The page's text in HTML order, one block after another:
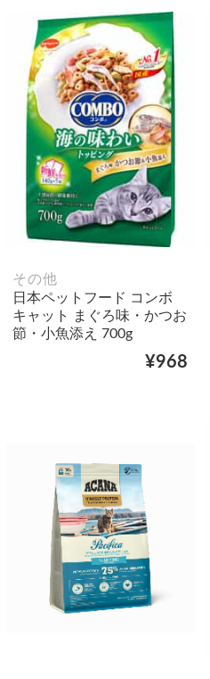
その他
日本ペットフード コンボ
キャット まぐろ味・かつお
節・小魚添え 700g
¥968